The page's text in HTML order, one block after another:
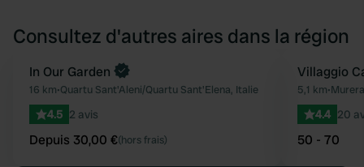
Consultez d'autres aires dans la région
Préféré
Reserve maintenant
In Our Garden
16 km•Quartu Sant'Aleni/Quartu Sant'Elena, Italie
4.5 2 avis
Depuis 30,00 €(hors frais)
Villaggio
5,1 km•
4.4 20
50 - 70